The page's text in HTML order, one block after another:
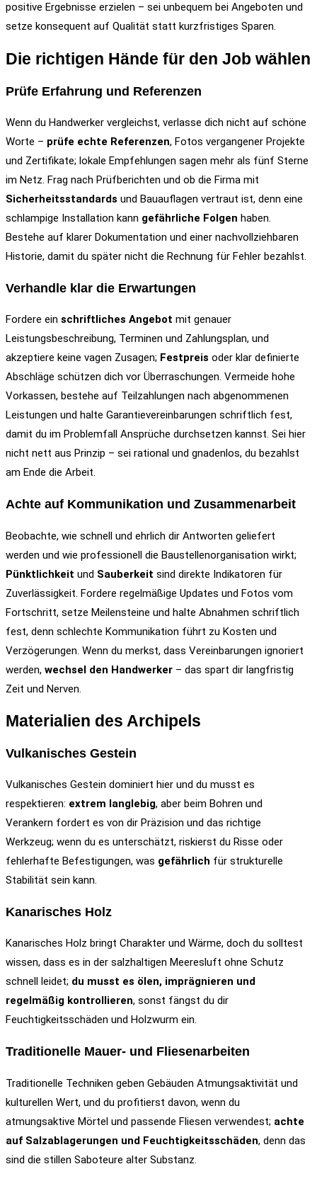
positive Ergebnisse erzielen – sei unbequem bei Angeboten und
setze konsequent auf Qualität statt kurzfristiges Sparen.
Die richtigen Hände für den Job wählen
Prüfe Erfahrung und Referenzen
Wenn du Handwerker vergleichst, verlasse dich nicht auf schöne
Worte – prüfe echte Referenzen, Fotos vergangener Projekte
und Zertifikate; lokale Empfehlungen sagen mehr als fünf Sterne
im Netz. Frag nach Prüfberichten und ob die Firma mit
Sicherheitsstandards und Bauauflagen vertraut ist, denn eine
schlampige Installation kann gefährliche Folgen haben.
Bestehe auf klarer Dokumentation und einer nachvollziehbaren
Historie, damit du später nicht die Rechnung für Fehler bezahlst.
Verhandle klar die Erwartungen
Fordere ein schriftliches Angebot mit genauer
Leistungsbeschreibung, Terminen und Zahlungsplan, und
akzeptiere keine vagen Zusagen; Festpreis oder klar definierte
Abschläge schützen dich vor Überraschungen. Vermeide hohe
Vorkassen, bestehe auf Teilzahlungen nach abgenommenen
Leistungen und halte Garantievereinbarungen schriftlich fest,
damit du im Problemfall Ansprüche durchsetzen kannst. Sei hier
nicht nett aus Prinzip – sei rational und gnadenlos, du bezahlst
am Ende die Arbeit.
Achte auf Kommunikation und Zusammenarbeit
Beobachte, wie schnell und ehrlich dir Antworten geliefert
werden und wie professionell die Baustellenorganisation wirkt;
Pünktlichkeit und Sauberkeit sind direkte Indikatoren für
Zuverlässigkeit. Fordere regelmäßige Updates und Fotos vom
Fortschritt, setze Meilensteine und halte Abnahmen schriftlich
fest, denn schlechte Kommunikation führt zu Kosten und
Verzögerungen. Wenn du merkst, dass Vereinbarungen ignoriert
werden, wechsel den Handwerker – das spart dir langfristig
Zeit und Nerven.
Materialien des Archipels
Vulkanisches Gestein
Vulkanisches Gestein dominiert hier und du musst es
respektieren: extrem langlebig, aber beim Bohren und
Verankern fordert es von dir Präzision und das richtige
Werkzeug; wenn du es unterschätzt, riskierst du Risse oder
fehlerhafte Befestigungen, was gefährlich für strukturelle
Stabilität sein kann.
Kanarisches Holz
Kanarisches Holz bringt Charakter und Wärme, doch du solltest
wissen, dass es in der salzhaltigen Meeresluft ohne Schutz
schnell leidet; du musst es ölen, imprägnieren und
regelmäßig kontrollieren, sonst fängst du dir
Feuchtigkeitsschäden und Holzwurm ein.
Traditionelle Mauer- und Fliesenarbeiten
Traditionelle Techniken geben Gebäuden Atmungsaktivität und
kulturellen Wert, und du profitierst davon, wenn du
atmungsaktive Mörtel und passende Fliesen verwendest; achte
auf Salzablagerungen und Feuchtigkeitsschäden, denn das
sind die stillen Saboteure alter Substanz.